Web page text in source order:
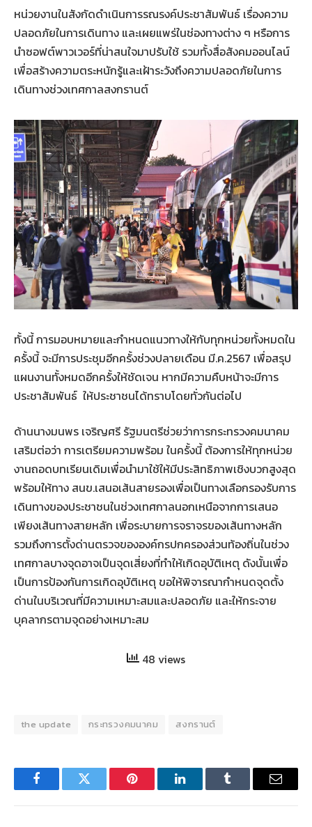
หน่วยงานในสังกัดดำเนินการรณรงค์ประชาสัมพันธ์ เรื่องความ
ปลอดภัยในการเดินทาง และเผยแพร่ในช่องทางต่าง ๆ หรือการ
นำซอฟต์พาวเวอร์ที่น่าสนใจมาปรับใช้ รวมทั้งสื่อสังคมออนไลน์
เพื่อสร้างความตระหนักรู้และเฝ้าระวังถึงความปลอดภัยในการ
เดินทางช่วงเทศกาลสงกรานต์
ทั้งนี้ การมอบหมายและกำหนดแนวทางให้กับทุกหน่วยทั้งหมดใน
ครั้งนี้ จะมีการประชุมอีกครั้งช่วงปลายเดือน มี.ค.2567 เพื่อสรุป
แผนงานทั้งหมดอีกครั้งให้ชัดเจน หากมีความคืบหน้าจะมีการ
ประชาสัมพันธ์ ให้ประชาชนได้ทราบโดยทั่วกันต่อไป
ด้านนางมนพร เจริญศรี รัฐมนตรีช่วยว่าการกระทรวงคมนาคม
เสริมต่อว่า การเตรียมความพร้อม ในครั้งนี้ ต้องการให้ทุกหน่วย
งานถอดบทเรียนเดิมเพื่อนำมาใช้ให้มีประสิทธิภาพเชิงบวกสูงสุด
พร้อมให้ทาง สนข.เสนอเส้นสายรองเพื่อเป็นทางเลือกรองรับการ
เดินทางของประชาชนในช่วงเทศกาลนอกเหนือจากการเสนอ
เพียงเส้นทางสายหลัก เพื่อระบายการจราจรของเส้นทางหลัก
รวมถึงการตั้งด่านตรวจขององค์กรปกครองส่วนท้องถิ่นในช่วง
เทศกาลบางจุดอาจเป็นจุดเสี่ยงที่ทำให้เกิดอุบัติเหตุ ดังนั้นเพื่อ
เป็นการป้องกันการเกิดอุบัติเหตุ ขอให้พิจารณากำหนดจุดตั้ง
ด่านในบริเวณที่มีความเหมาะสมและปลอดภัย และให้กระจาย
บุคลากรตามจุดอย่างเหมาะสม
48 views
the update กระทรวงคมนาคม สงกรานต์
FacebookTwitter Pinterest LinkedInTumblr Email